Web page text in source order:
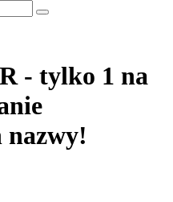
- tylko 1 na
nazwy!